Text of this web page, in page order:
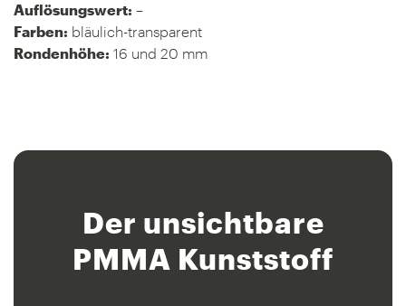
Auflösungswert: –
Farben: bläulich-transparent
Rondenhöhe: 16 und 20 mm
Der unsichtbare
PMMA Kunststoff